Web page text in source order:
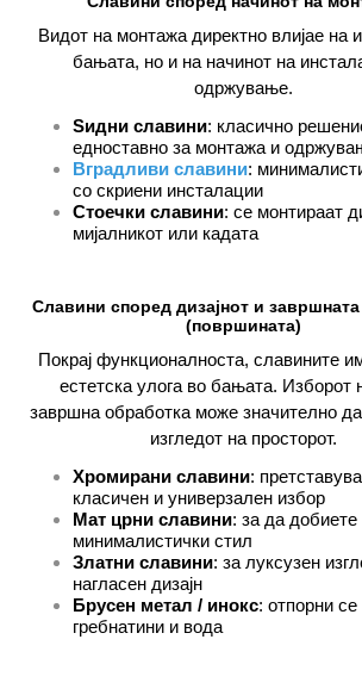
Видот на монтажа директно влијае на
бањата, но и на начинот на
одржување.
Ѕидни славини: класично
едноставно за монтажа и
Вградливи славини:
со скриени инсталации
Стоечки славини: се монтираат
мијалникот или кадата
Славини според дизајнот и
(површината)
Покрај функционалноста, славините
естетска улога во бањата. Изборот
завршна обработка може значително
изгледот на просторот.
Хромирани славини:
класичен и универзален избор
Мат црни славини: за да
минималистички стил
Златни славини: за луксузен
нагласен дизајн
Брусен метал / инокс: отпорни се
гребнатини и вода